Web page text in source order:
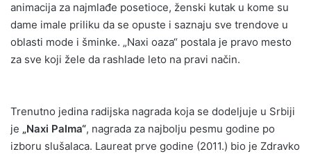
animacija za najmlađe posetioce, ženski kutak u kome su
dame imale priliku da se opuste i saznaju sve trendove u
oblasti mode i šminke. „Naxi oaza“ postala je pravo mesto
za sve koji žele da rashlade leto na pravi način.
Trenutno jedina radijska nagrada koja se dodeljuje u Srbiji
je „Naxi Palma“, nagrada za najbolju pesmu godine po
izboru slušalaca. Laureat prve godine (2011.) bio je Zdravko